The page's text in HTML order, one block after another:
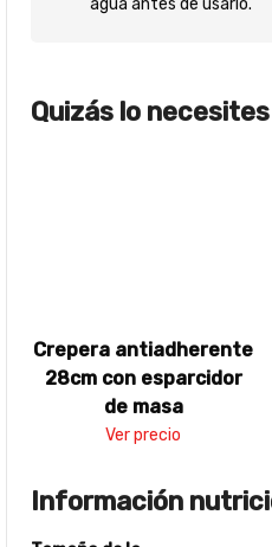
agua antes de usarlo.
Quizás lo necesites
Crepera antiadherente
28cm con esparcidor
de masa
Ver precio
Información